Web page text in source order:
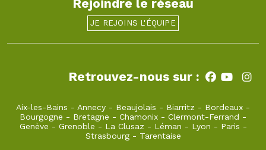
Rejoindre le réseau
JE REJOINS L'ÉQUIPE
Retrouvez-nous sur :
Aix-les-Bains - Annecy - Beaujolais - Biarritz - Bordeaux -
Bourgogne - Bretagne - Chamonix - Clermont-Ferrand -
Genève - Grenoble - La Clusaz - Léman - Lyon - Paris -
Strasbourg- Tarentaise